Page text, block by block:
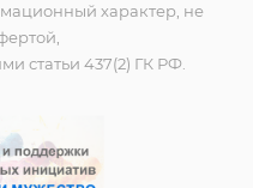
характер, не
статьи 437(2) ГК РФ.